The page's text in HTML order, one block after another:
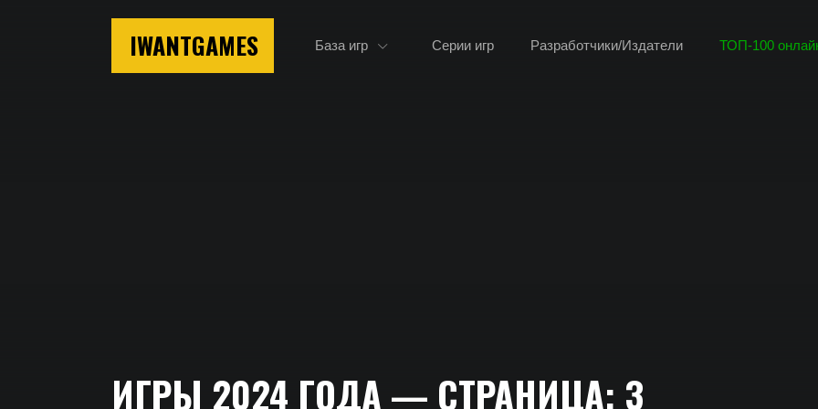
IWANTGAMES База игр Серии игр Разработчики/Издатели ТОП-100
Игры 2024 года
ИГРЫ 2024 ГОДА — СТРАНИЦА: 3